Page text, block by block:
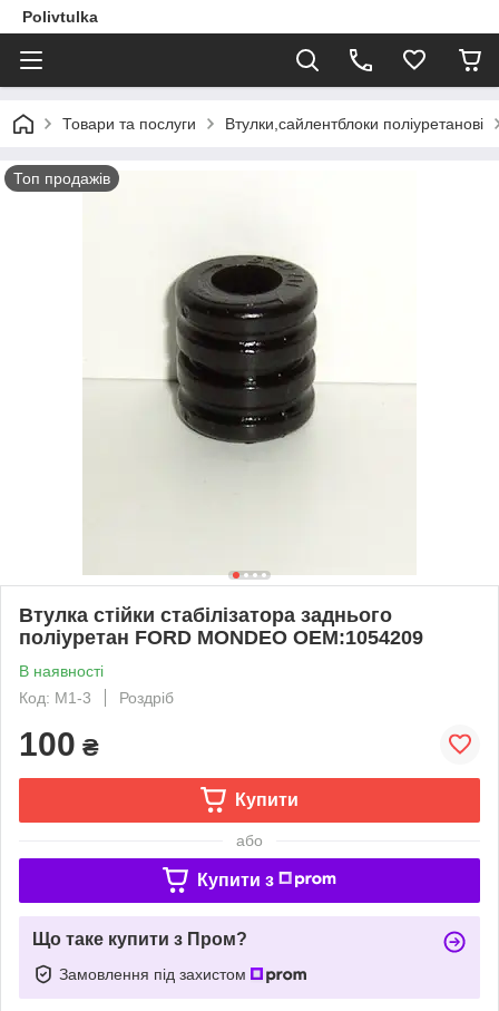
Polivtulka
Товари та послуги Втулки,сайлентблоки поліуретанові
Топ продажів
Втулка стійки стабілізатора заднього
поліуретан FORD MONDEO ОЕМ:1054209
В наявності
Код: М1-3
Роздріб
100 ₴
Купити
або
Купити з
Що таке купити з Пром?
Замовлення під захистом